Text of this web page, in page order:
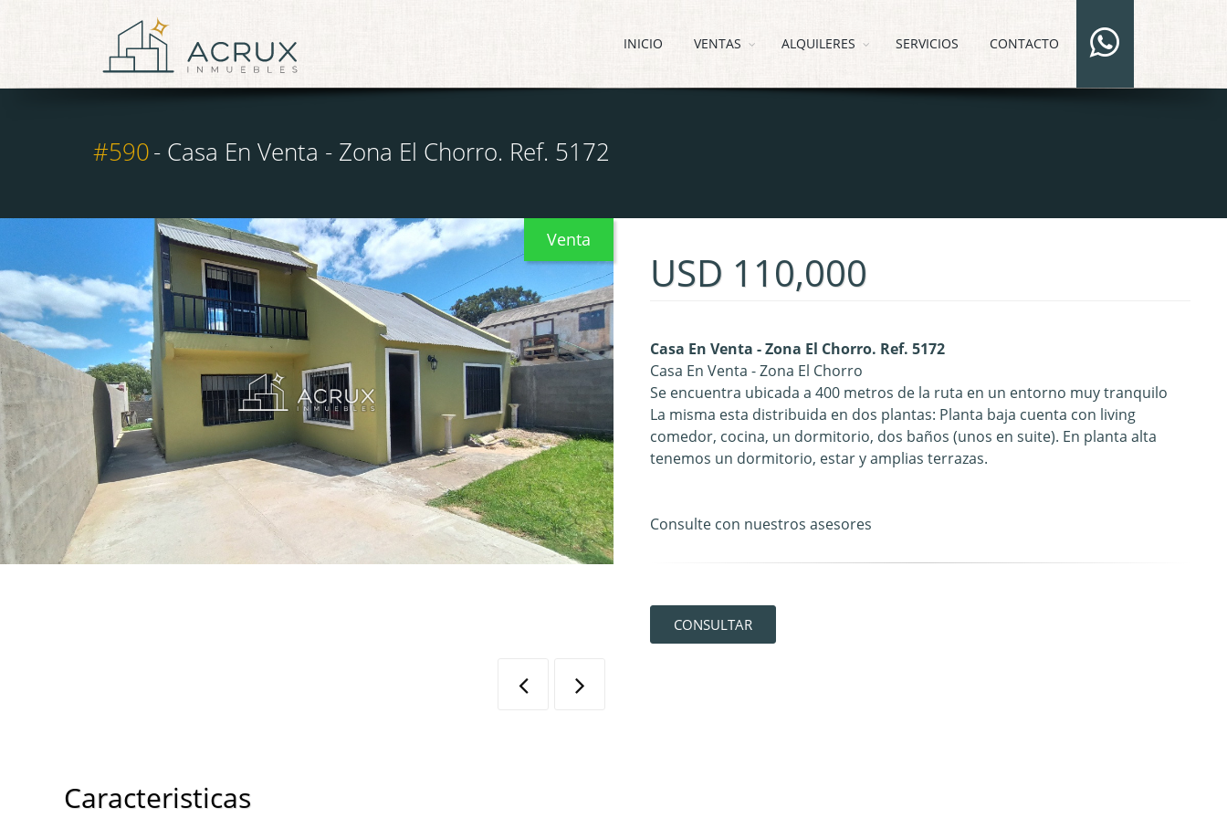
INICIO VENTAS ALQUILERES SERVICIOS CONTACTO
#590- Casa En Venta - Zona El Chorro. Ref. 5172
Venta
USD 110,000
Casa En Venta - Zona El Chorro. Ref. 5172
Casa En Venta - Zona El Chorro
Se encuentra ubicada a 400 metros de la ruta en un entorno muy tranquilo
La misma esta distribuida en dos plantas: Planta baja cuenta con living
comedor, cocina, un dormitorio, dos baños (unos en suite). En planta alta
tenemos un dormitorio, estar y amplias terrazas.
Consulte con nuestros asesores
CONSULTAR
Caracteristicas